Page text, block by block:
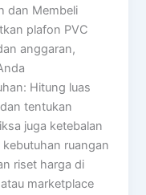
dan Membeli
plafon PVC
anggaran,
Hitung luas
tentukan
juga ketebalan
ruangan
riset harga di
marketplace